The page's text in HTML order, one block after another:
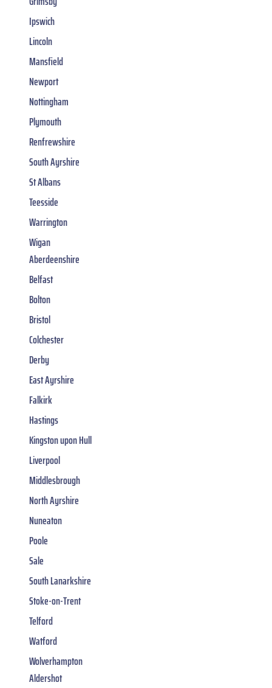
Ipswich
Lincoln
Mansfield
Newport
Nottingham
Plymouth
Renfrewshire
South Ayrshire
St Albans
Teesside
Warrington
Wigan
Aberdeenshire
Belfast
Bolton
Bristol
Colchester
Derby
East Ayrshire
Falkirk
Hastings
Kingston upon Hull
Liverpool
Middlesbrough
North Ayrshire
Nuneaton
Poole
Sale
South Lanarkshire
Stoke-on-Trent
Telford
Watford
Wolverhampton
Aldershot